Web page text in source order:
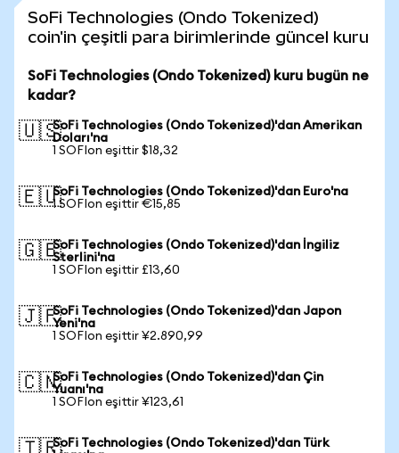
SoFi Technologies (Ondo Tokenized)
coin'in çeşitli para birimlerinde güncel kuru
SoFi Technologies (Ondo Tokenized) kuru bugün ne
kadar?
🇺🇸SoFi Technologies (Ondo Tokenized)'dan Amerikan
Doları'na
1 SOFIon eşittir $18,32
🇪🇺SoFi Technologies (Ondo Tokenized)'dan Euro'na
1 SOFIon eşittir €15,85
🇬🇧SoFi Technologies (Ondo Tokenized)'dan İngiliz
Sterlini'na
1 SOFIon eşittir £13,60
🇯🇵SoFi Technologies (Ondo Tokenized)'dan Japon
Yeni'na
1 SOFIon eşittir ¥2.890,99
🇨🇳SoFi Technologies (Ondo Tokenized)'dan Çin
Yuanı'na
1 SOFIon eşittir ¥123,61
SoFi Technologies (Ondo Tokenized)'dan Türk